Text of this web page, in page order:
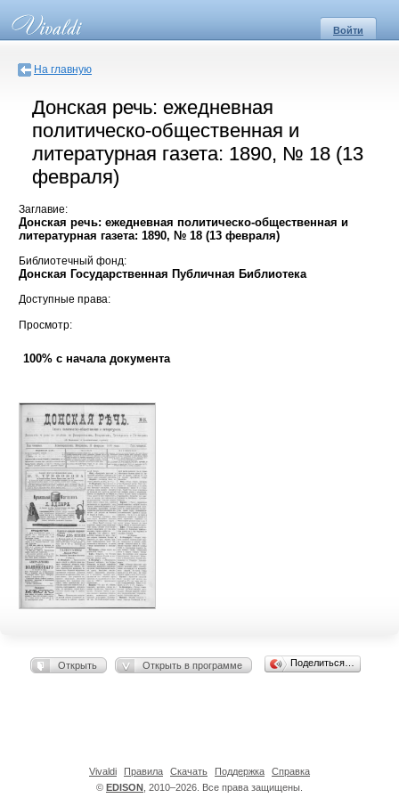
Войти
На главную
Донская речь: ежедневная
политическо-общественная и
литературная газета: 1890, № 18 (13
февраля)
Заглавие:
Донская речь: ежедневная политическо-общественная и
литературная газета: 1890, № 18 (13 февраля)
Библиотечный фонд:
Донская Государственная Публичная Библиотека
Доступные права:
Просмотр:
100% с начала документа
Открыть Открыть в программе Поделиться…
© EDISON , 2010–2026. Все права защищены.
Vivaldi Правила Скачать Поддержка Справка